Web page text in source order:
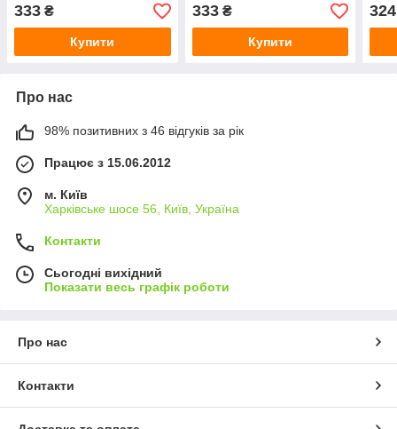
333 ₴
Купити
333₴
Купити
324
Про нас
98% позитивних з 46 відгуків за рік
Працює з 15.06.2012
м. Київ
Харківське шосе 56, Київ, Україна
Контакти
Сьогодні вихідний
Показати весь графік роботи
Про нас
Контакти